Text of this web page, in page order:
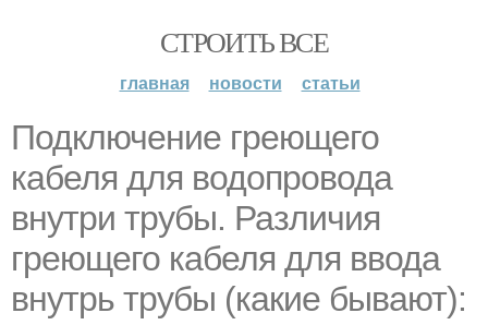
СТРОИТЬ ВСЕ
главная новости статьи
Подключение греющего
кабеля для водопровода
внутри трубы. Различия
греющего кабеля для ввода
внутрь трубы (какие бывают):